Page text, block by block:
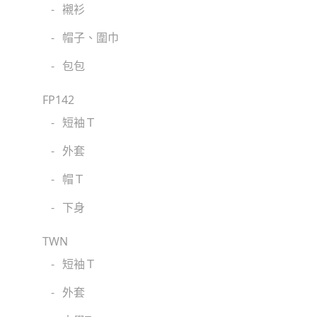
- 襯衫
- 帽子、圍巾
- 包包
FP142
- 短袖Ｔ
- 外套
- 帽Ｔ
- 下身
TWN
- 短袖Ｔ
- 外套